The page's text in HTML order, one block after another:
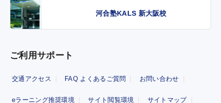
河合塾KALS 新大阪校
ご利用サポート
交通アクセス FAQ よくあるご質問 お問い合わせ
eラーニング推奨環境 サイト閲覧環境 サイトマップ